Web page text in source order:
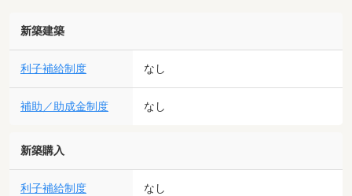
新築建築
利子補給制度 なし
補助／助成金制度 なし
新築購入
利子補給制度 なし